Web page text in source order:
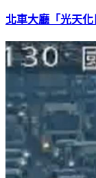
北車大廳「光天